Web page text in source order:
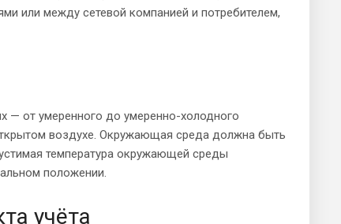
или между сетевой компанией и потребителем,
— от умеренного до умеренно-холодного
воздухе. Окружающая среда должна быть
температура окружающей среды
положении.
учёта